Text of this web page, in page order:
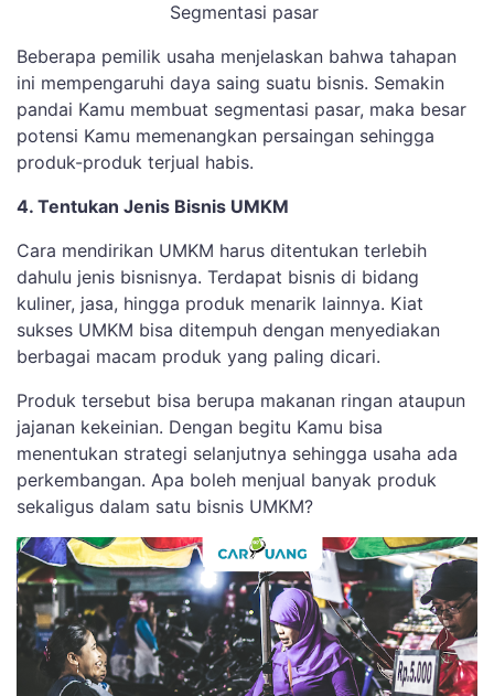
Segmentasi pasar
Beberapa pemilik usaha menjelaskan bahwa tahapan
ini mempengaruhi daya saing suatu bisnis. Semakin
pandai Kamu membuat segmentasi pasar, maka besar
potensi Kamu memenangkan persaingan sehingga
produk-produk terjual habis.
4. Tentukan Jenis Bisnis UMKM
Cara mendirikan UMKM harus ditentukan terlebih
dahulu jenis bisnisnya. Terdapat bisnis di bidang
kuliner, jasa, hingga produk menarik lainnya. Kiat
sukses UMKM bisa ditempuh dengan menyediakan
berbagai macam produk yang paling dicari.
Produk tersebut bisa berupa makanan ringan ataupun
jajanan kekeinian. Dengan begitu Kamu bisa
menentukan strategi selanjutnya sehingga usaha ada
perkembangan. Apa boleh menjual banyak produk
sekaligus dalam satu bisnis UMKM?